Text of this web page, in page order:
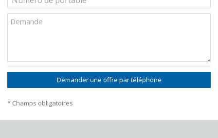
Demander une offre par téléphone
* Champs obligatoires